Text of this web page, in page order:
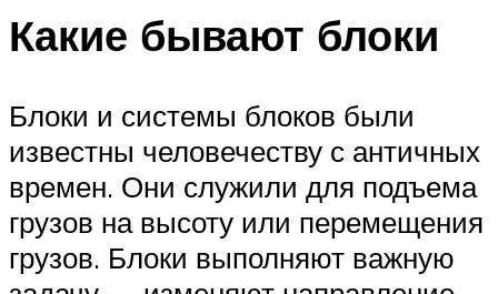
Какие бывают блоки
Блоки и системы блоков были
известны человечеству с античных
времен. Они служили для подъема
грузов на высоту или перемещения
грузов. Блоки выполняют важную